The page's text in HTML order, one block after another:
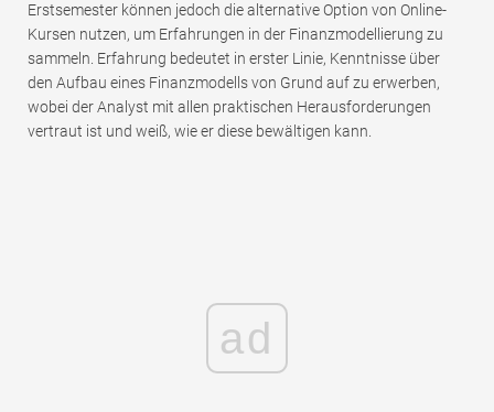
Erstsemester können jedoch die alternative Option von Online-
Kursen nutzen, um Erfahrungen in der Finanzmodellierung zu
sammeln. Erfahrung bedeutet in erster Linie, Kenntnisse über
den Aufbau eines Finanzmodells von Grund auf zu erwerben,
wobei der Analyst mit allen praktischen Herausforderungen
vertraut ist und weiß, wie er diese bewältigen kann.
ad